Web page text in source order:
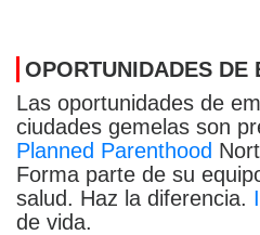
OPORTUNIDADES DE
Las oportunidades de
ciudades gemelas son
Planned Parenthood
Forma parte de su
salud. Haz la diferencia.
de vida.